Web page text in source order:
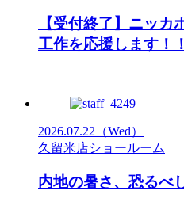
【受付終了】ニッ
工作を応援します！
2026.07.22 （Wed）
久留米店ショールーム
内地の暑さ、恐るべ